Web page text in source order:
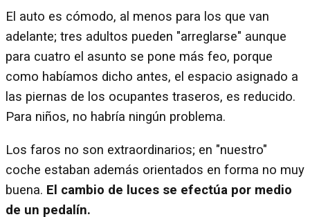
El auto es cómodo, al menos para los que van
adelante; tres adultos pueden "arreglarse" aunque
para cuatro el asunto se pone más feo, porque
como habíamos dicho antes, el espacio asignado a
las piernas de los ocupantes traseros, es reducido.
Para niños, no habría ningún problema.
Los faros no son extraordinarios; en "nuestro"
coche estaban además orientados en forma no muy
buena. El cambio de luces se efectúa por medio
de un pedalín.